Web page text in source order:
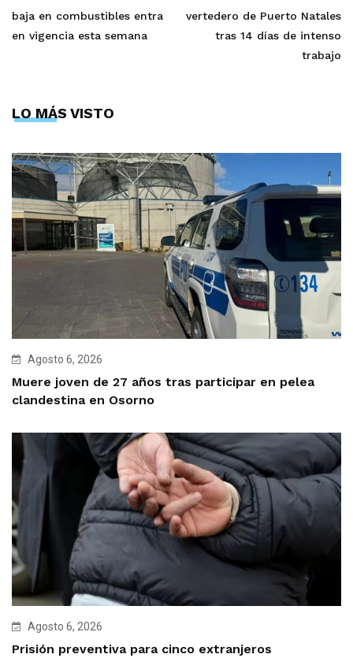
baja en combustibles entra
en vigencia esta semana
vertedero de Puerto Natales
tras 14 días de intenso
trabajo
LO MÁS VISTO
Agosto 6, 2026
Muere joven de 27 años tras participar en pelea
clandestina en Osorno
Agosto 6, 2026
Prisión preventiva para cinco extranjeros